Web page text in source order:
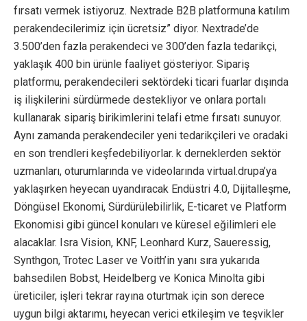
fırsatı vermek istiyoruz. Nextrade B2B platformuna katılım
perakendecilerimiz için ücretsiz” diyor. Nextrade’de
3.500’den fazla perakendeci ve 300’den fazla tedarikçi,
yaklaşık 400 bin ürünle faaliyet gösteriyor. Sipariş
platformu, perakendecileri sektördeki ticari fuarlar dışında
iş ilişkilerini sürdürmede destekliyor ve onlara portalı
kullanarak sipariş birikimlerini telafi etme fırsatı sunuyor.
Aynı zamanda perakendeciler yeni tedarikçileri ve oradaki
en son trendleri keşfedebiliyorlar. k derneklerden sektör
uzmanları, oturumlarında ve videolarında virtual.drupa’ya
yaklaşırken heyecan uyandıracak Endüstri 4.0, Dijitalleşme,
Döngüsel Ekonomi, Sürdürülebilirlik, E-ticaret ve Platform
Ekonomisi gibi güncel konuları ve küresel eğilimleri ele
alacaklar. Isra Vision, KNF, Leonhard Kurz, Saueressig,
Synthgon, Trotec Laser ve Voith’in yanı sıra yukarıda
bahsedilen Bobst, Heidelberg ve Konica Minolta gibi
üreticiler, işleri tekrar rayına oturtmak için son derece
uygun bilgi aktarımı, heyecan verici etkileşim ve teşvikler